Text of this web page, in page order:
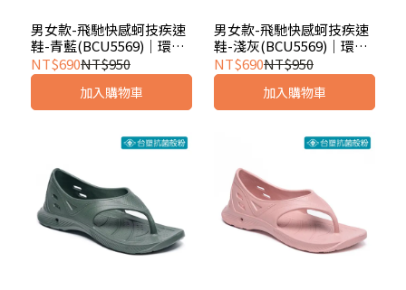
男女款-飛馳快感蚵技疾速
鞋-青藍(BCU5569)｜環保
永續
NT$690NT$950
加入購物車
男女款-飛馳快感蚵技疾速
鞋-淺灰(BCU5569)｜環保
永續
NT$690NT$950
加入購物車